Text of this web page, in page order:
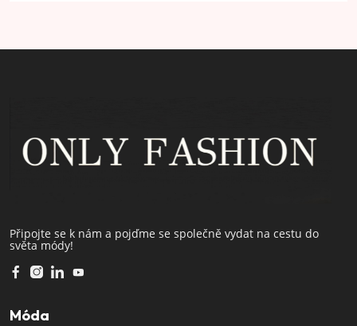
Připojte se k nám a pojďme se společně vydat na cestu do
světa módy!
Móda